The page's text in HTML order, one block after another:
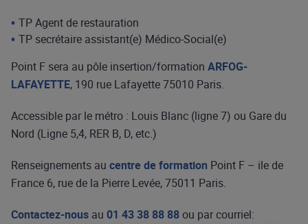
TP Agent de restauration
TP secrétaire assistant(e) Médico-Social(e)
Point F sera au pôle insertion/formation ARFOG-
LAFAYETTE, 190 rue Lafayette 75010 Paris.
Accessible par le métro : Louis Blanc (ligne 7) ou Gare du
Nord (Ligne 5,4, RER B, D, etc.)
Renseignements au centre de formation Point F – ile de
France 6, rue de la Pierre Levée, 75011 Paris.
Contactez-nous au 01 43 38 88 88ou par courriel: